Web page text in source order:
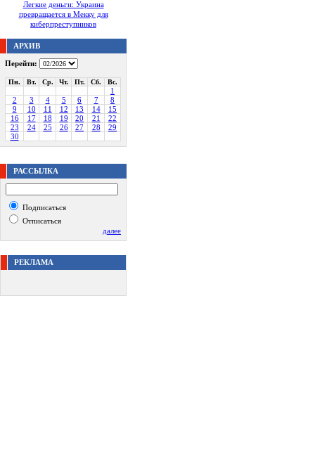
Легкие деньги: Украина
превращается в Мекку для
киберпреступников
АРХИВ
Перейти:
Пн. Вт. Ср. Чт. Пт. Сб. Вс.
1
2
3 4 5 6 7
8
9
10 11 12 13 14
15
16
17 18 19 20 21
22
23
24 25 26 27 28
29
30
РАССЫЛКА
Подписаться
Отписаться
далее
РЕКЛАМА